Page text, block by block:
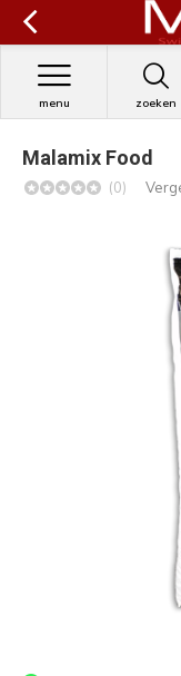
zoeken
menu
Malamix Food
(0)